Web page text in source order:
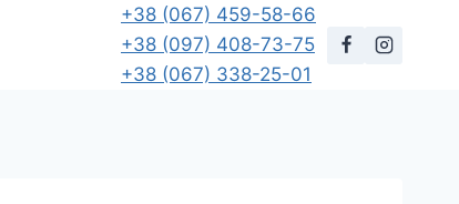
+38 (067) 459-58-66
+38 (097) 408-73-75
+38 (067) 338-25-01